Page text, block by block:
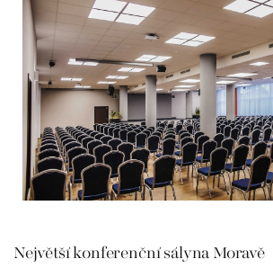
Největší konferenční sályna Moravě